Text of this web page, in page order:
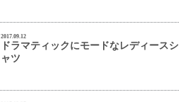
2017.09.12
ドラマティックにモードなレディースシ
ャツ